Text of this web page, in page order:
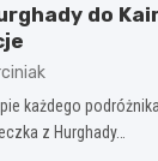
do
każdego podróżnika
z Hurghady…